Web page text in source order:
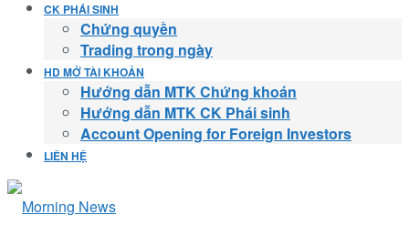
CK PHÁI SINH
Chứng quyền
Trading trong ngày
HD MỞ TÀI KHOẢN
Hướng dẫn MTK Chứng khoán
Hướng dẫn MTK CK Phái sinh
Account Opening for Foreign Investors
LIÊN HỆ